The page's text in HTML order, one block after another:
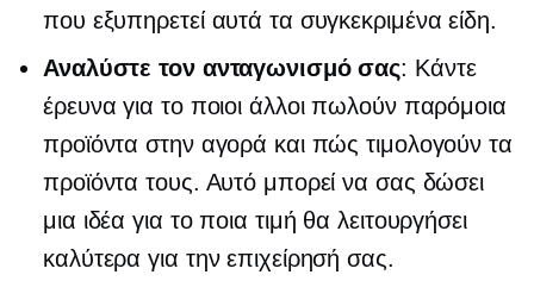
που εξυπηρετεί αυτά τα συγκεκριμένα είδη.
Αναλύστε τον ανταγωνισμό σας: Κάντε
έρευνα για το ποιοι άλλοι πωλούν παρόμοια
προϊόντα στην αγορά και πώς τιμολογούν τα
προϊόντα τους. Αυτό μπορεί να σας δώσει
μια ιδέα για το ποια τιμή θα λειτουργήσει
καλύτερα για την επιχείρησή σας.